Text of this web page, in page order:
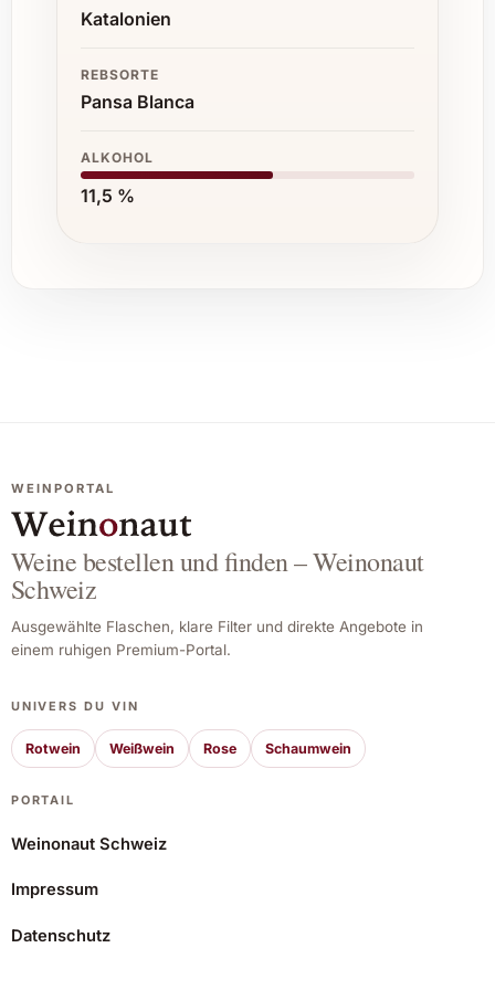
9,45 CHF
dieses edlen Begleiters zu vielen Anlässen.
Katalonien
REBSORTE
Pansa Blanca
ALKOHOL
11,5 %
WEINPORTAL
Weine bestellen und finden – Weinonaut
Schweiz
Ausgewählte Flaschen, klare Filter und direkte Angebote in
einem ruhigen Premium-Portal.
UNIVERS DU VIN
Rotwein Weißwein Rose Schaumwein
PORTAIL
Weinonaut Schweiz
Impressum
Datenschutz